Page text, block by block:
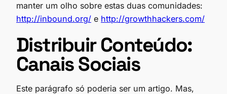
manter um olho sobre estas duas comunidades:
http://inbound.org/ e http://growthhackers.com/
Distribuir Conteúdo:
Canais Sociais
Este parágrafo só poderia ser um artigo. Mas,